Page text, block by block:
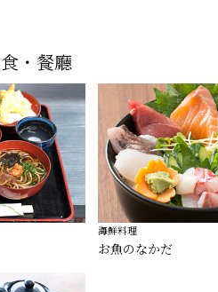
・餐廳
海鮮料理
お魚のなかだ